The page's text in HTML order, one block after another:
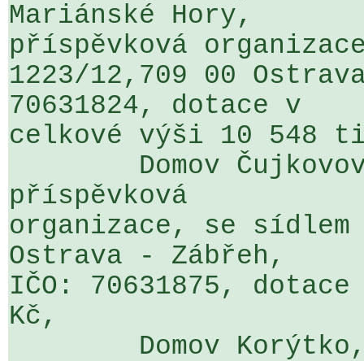
Mariánské Hory,
příspěvková
1223/12,709 00
70631824, dotace v
celkové výši 10 548
příspěvková
organizace, se sídlem
Ostrava - Zábřeh,
IČO: 70631875,
Kč,